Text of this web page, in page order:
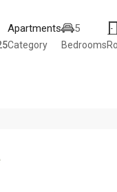
Apartments
Category
5
Bedrooms